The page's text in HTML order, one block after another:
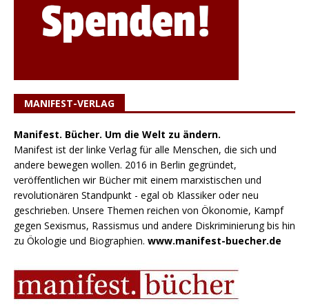
MANIFEST-VERLAG
Manifest. Bücher. Um die Welt zu ändern.
Manifest ist der linke Verlag für alle Menschen, die sich und
andere bewegen wollen. 2016 in Berlin gegründet,
veröffentlichen wir Bücher mit einem marxistischen und
revolutionären Standpunkt - egal ob Klassiker oder neu
geschrieben. Unsere Themen reichen von Ökonomie, Kampf
gegen Sexismus, Rassismus und andere Diskriminierung bis hin
zu Ökologie und Biographien. www.manifest-buecher.de